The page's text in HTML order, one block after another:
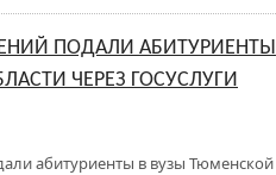
ПОДАЛИ АБИТУРИЕНТЫ
ЧЕРЕЗ ГОСУСЛУГИ
абитуриенты в вузы Тюменской